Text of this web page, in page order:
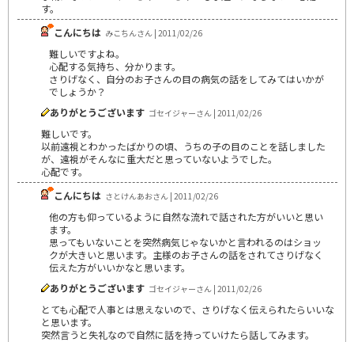
す。
こんにちは みこちんさん | 2011/02/26
難しいですよね。
心配する気持ち、分かります。
さりげなく、自分のお子さんの目の病気の話をしてみてはいかが
でしょうか？
ありがとうございます ゴセイジャーさん | 2011/02/26
難しいです。
以前遠視とわかったばかりの頃、うちの子の目のことを話しました
が、遠視がそんなに重大だと思っていないようでした。
心配です。
こんにちは さとけんあおさん | 2011/02/26
他の方も仰っているように自然な流れで話された方がいいと思い
ます。
思ってもいないことを突然病気じゃないかと言われるのはショッ
クが大きいと思います。主様のお子さんの話をされてさりげなく
伝えた方がいいかなと思います。
ありがとうございます ゴセイジャーさん | 2011/02/26
とても心配で人事とは思えないので、さりげなく伝えられたらいいな
と思います。
突然言うと失礼なので自然に話を持っていけたら話してみます。